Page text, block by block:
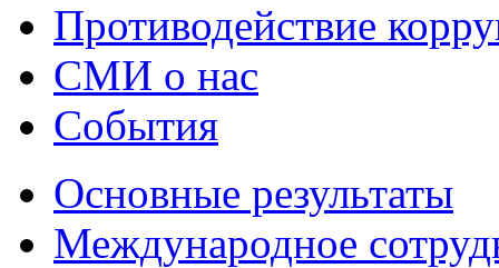
Противодействие
СМИ о нас
События
Основные результаты
Международное